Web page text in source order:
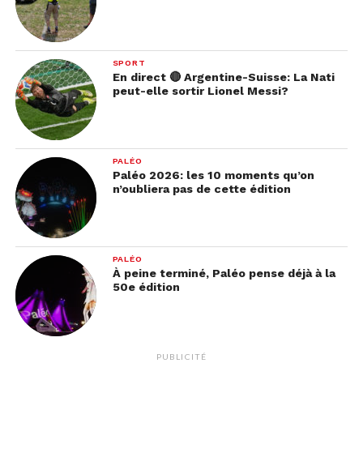
SPORT
En direct 🔴 Argentine-Suisse: La Nati
peut-elle sortir Lionel Messi?
PALÉO
Paléo 2026: les 10 moments qu’on
n’oubliera pas de cette édition
PALÉO
À peine terminé, Paléo pense déjà à la
50e édition
PUBLICITÉ